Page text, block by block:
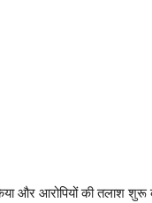
और आरोपियों की तलाश शुरू